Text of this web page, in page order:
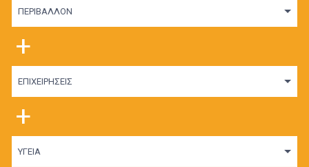
ΠΕΡΙΒΑΛΛΟΝ
+
ΕΠΙΧΕΙΡΗΣΕΙΣ
+
ΥΓΕΙΑ